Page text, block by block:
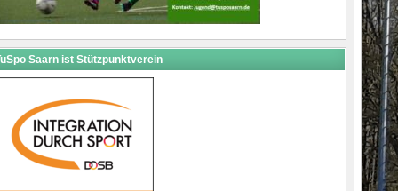
Saarn ist Stützpunktverein